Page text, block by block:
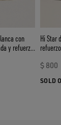
con
y refuerzo
Hi Star
$ 800
SOLD